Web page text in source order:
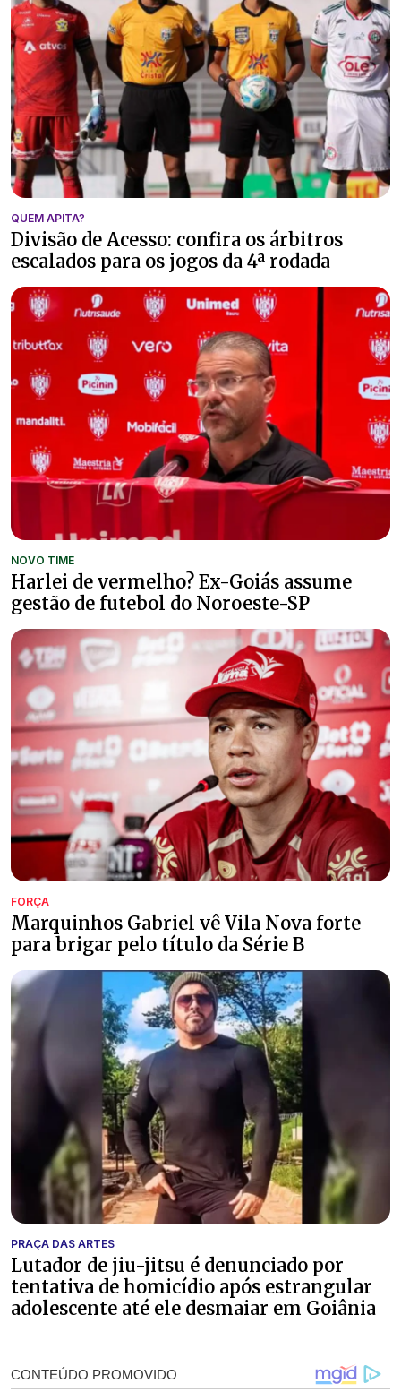
QUEM APITA?
Divisão de Acesso: confira os árbitros
escalados para os jogos da 4ª rodada
NOVO TIME
Harlei de vermelho? Ex-Goiás assume
gestão de futebol do Noroeste-SP
FORÇA
Marquinhos Gabriel vê Vila Nova forte
para brigar pelo título da Série B
PRAÇA DAS ARTES
Lutador de jiu-jitsu é denunciado por
tentativa de homicídio após estrangular
adolescente até ele desmaiar em Goiânia